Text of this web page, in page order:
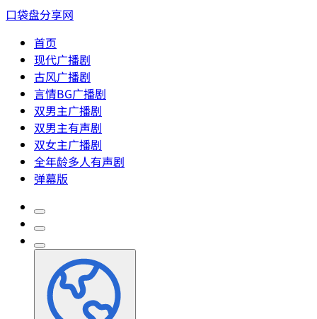
口袋盘分享网
首页
现代广播剧
古风广播剧
言情BG广播剧
双男主广播剧
双男主有声剧
双女主广播剧
全年龄多人有声剧
弹幕版